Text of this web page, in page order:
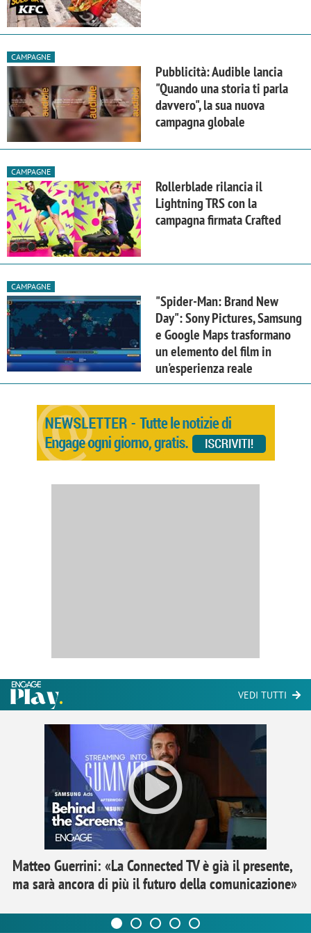
CAMPAGNE
Pubblicità: Audible lancia
"Quando una storia ti parla
davvero", la sua nuova
campagna globale
CAMPAGNE
Rollerblade rilancia il
Lightning TRS con la
campagna firmata Crafted
CAMPAGNE
"Spider-Man: Brand New
Day": Sony Pictures, Samsung
e Google Maps trasformano
un elemento del film in
un'esperienza reale
VEDI TUTTI
Matteo Guerrini: «La Connected TV è già il presente,
ma sarà ancora di più il futuro della comunicazione»